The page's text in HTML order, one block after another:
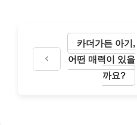
카더가든 아기,
어떤 매력이 있을
까요?